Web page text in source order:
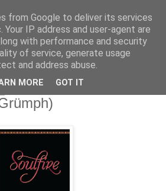
from Google to deliver its services
IP address and user-agent are
with performance and security
of service, generate usage
and address abuse.
MORE GOT IT